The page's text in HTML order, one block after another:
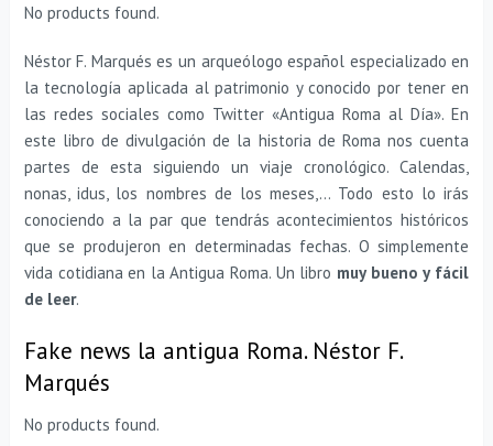
No products found.
Néstor F. Marqués es un arqueólogo español especializado en
la tecnología aplicada al patrimonio y conocido por tener en
las redes sociales como Twitter «Antigua Roma al Día». En
este libro de divulgación de la historia de Roma nos cuenta
partes de esta siguiendo un viaje cronológico. Calendas,
nonas, idus, los nombres de los meses,… Todo esto lo irás
conociendo a la par que tendrás acontecimientos históricos
que se produjeron en determinadas fechas. O simplemente
vida cotidiana en la Antigua Roma. Un libro muy bueno y fácil
de leer.
Fake news la antigua Roma. Néstor F.
Marqués
No products found.